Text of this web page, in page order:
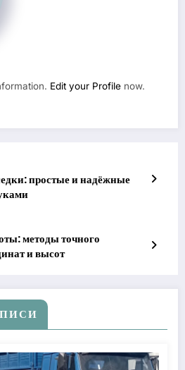
Edit your Profile now.
простые и надёжные
методы точного
и высот